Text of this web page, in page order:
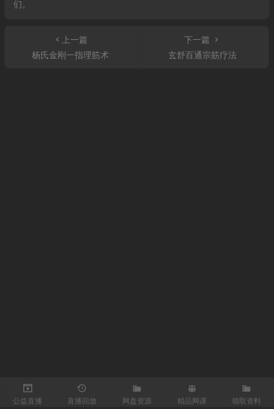
们。
上一篇
杨氏金刚一指理筋术
下一篇
玄舒百通宗筋疗法
公益直播 直播回放 网盘资源 精品网课 领取资料